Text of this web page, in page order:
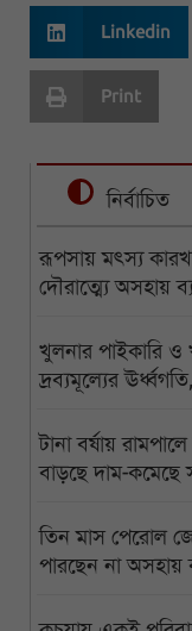
Linkedin
Print
নির্বাচিত
রূপসায় মৎস্য
দৌরাত্ম্যে অসহায়
খুলনার পাইকারি ও
দ্রব্যমূল্যের
টানা বর্ষায়
বাড়ছে দাম-কমেছে
তিন মাস পেরোল
পারছেন না অসহায়